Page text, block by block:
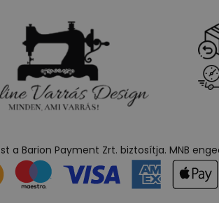
a Barion Payment Zrt. biztosítja. MNB